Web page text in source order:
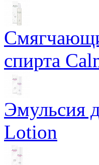
спирта
Эмульсия
Lotion